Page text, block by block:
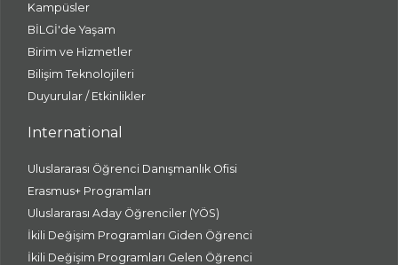
Kampüsler
BİLGİ'de Yaşam
Birim ve Hizmetler
Bilişim Teknolojileri
Duyurular / Etkinlikler
International
Uluslararası Öğrenci Danışmanlık Ofisi
Erasmus+ Programları
Uluslararası Aday Öğrenciler (YÖS)
İkili Değişim Programları Giden Öğrenci
İkili Değişim Programları Gelen Öğrenci